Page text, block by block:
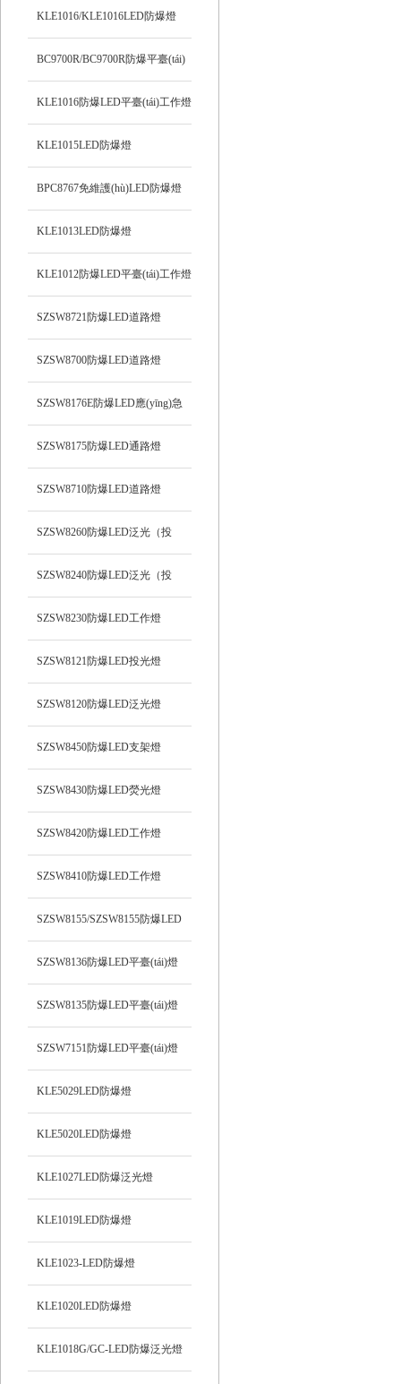
KLE1016/KLE1016LED防爆燈
BC9700R/BC9700R防爆平臺(tái)
燈
KLE1016防爆LED平臺(tái)工作燈
KLE1015LED防爆燈
BPC8767免維護(hù)LED防爆燈
KLE1013LED防爆燈
KLE1012防爆LED平臺(tái)工作燈
SZSW8721防爆LED道路燈
SZSW8700防爆LED道路燈
SZSW8176E防爆LED應(yīng)急
燈
SZSW8175防爆LED通路燈
SZSW8710防爆LED道路燈
SZSW8260防爆LED泛光（投
光）工作燈
SZSW8240防爆LED泛光（投
光）工作燈
SZSW8230防爆LED工作燈
SZSW8121防爆LED投光燈
SZSW8120防爆LED泛光燈
SZSW8450防爆LED支架燈
SZSW8430防爆LED熒光燈
SZSW8420防爆LED工作燈
SZSW8410防爆LED工作燈
SZSW8155/SZSW8155防爆LED
平臺(tái)燈
SZSW8136防爆LED平臺(tái)燈
SZSW8135防爆LED平臺(tái)燈
SZSW7151防爆LED平臺(tái)燈
KLE5029LED防爆燈
KLE5020LED防爆燈
KLE1027LED防爆泛光燈
KLE1019LED防爆燈
KLE1023-LED防爆燈
KLE1020LED防爆燈
KLE1018G/GC-LED防爆泛光燈